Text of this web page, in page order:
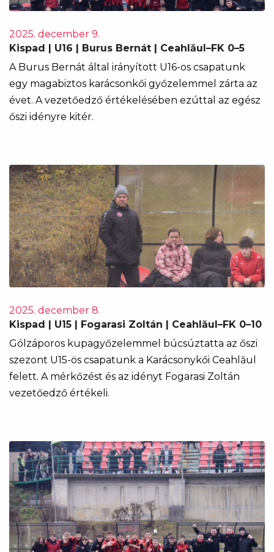
2025. december 9.
Kispad | U16 | Burus Bernát | Ceahlăul–FK 0–5
A Burus Bernát által irányított U16-os csapatunk
egy magabiztos karácsonkői győzelemmel zárta az
évet. A vezetőedző értékelésében ezúttal az egész
őszi idényre kitér.
2025. december 8.
Kispad | U15 | Fogarasi Zoltán | Ceahlăul–FK 0–10
Gólzáporos kupagyőzelemmel búcsúztatta az őszi
szezont U15-ös csapatunk a Karácsonykői Ceahlăul
felett. A mérkőzést és az idényt Fogarasi Zoltán
vezetőedző értékeli.